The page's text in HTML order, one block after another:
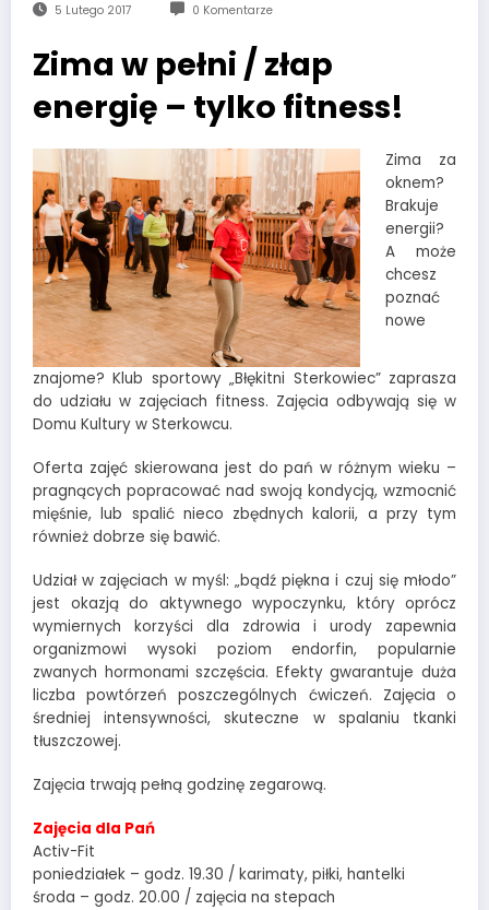
5 Lutego 2017 0 Komentarze
Zima w pełni / złap
energię – tylko fitness!
Zima za
oknem?
Brakuje
energii?
A może
chcesz
poznać
nowe
znajome? Klub sportowy „Błękitni Sterkowiec” zaprasza
do udziału w zajęciach fitness. Zajęcia odbywają się w
Domu Kultury w Sterkowcu.
Oferta zajęć skierowana jest do pań w różnym wieku –
pragnących popracować nad swoją kondycją, wzmocnić
mięśnie, lub spalić nieco zbędnych kalorii, a przy tym
również dobrze się bawić.
Udział w zajęciach w myśl: „bądź piękna i czuj się młodo”
jest okazją do aktywnego wypoczynku, który oprócz
wymiernych korzyści dla zdrowia i urody zapewnia
organizmowi wysoki poziom endorfin, popularnie
zwanych hormonami szczęścia. Efekty gwarantuje duża
liczba powtórzeń poszczególnych ćwiczeń. Zajęcia o
średniej intensywności, skuteczne w spalaniu tkanki
tłuszczowej.
Zajęcia trwają pełną godzinę zegarową.
Zajęcia dla Pań
Activ-Fit
poniedziałek – godz. 19.30 / karimaty, piłki, hantelki
środa – godz. 20.00 / zajęcia na stepach